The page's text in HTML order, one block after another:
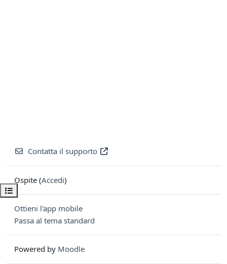
Apri indice del corso
Contatta il supporto
Ospite (Accedi)
Ottieni l'app mobile
Passa al tema standard
Powered by Moodle